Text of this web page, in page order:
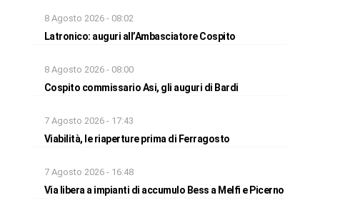
8 Agosto 2026 - 08:02
Latronico: auguri all’Ambasciatore Cospito
8 Agosto 2026 - 08:00
Cospito commissario Asi, gli auguri di Bardi
7 Agosto 2026 - 17:43
Viabilità, le riaperture prima di Ferragosto
7 Agosto 2026 - 16:48
Via libera a impianti di accumulo Bess a Melfi e Picerno